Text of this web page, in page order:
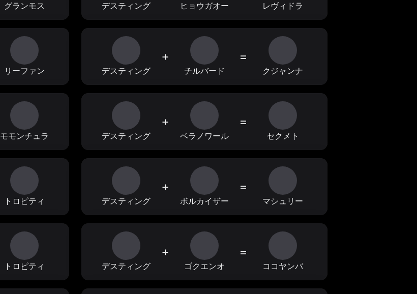
グランモス デスティング ヒョウガオー レヴィドラ
リーファン デスティング
+
チルバード
=
クジャンナ
モモンチュラ デスティング
+
ベラノワール
=
セクメト
トロピティ デスティング
+
ボルカイザー
=
マシュリー
トロピティ デスティング
+
ゴクエンオ
=
ココヤンバ